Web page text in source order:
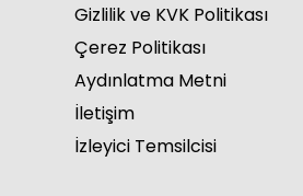
Gizlilik ve KVK Politikası
Çerez Politikası
Aydınlatma Metni
İletişim
İzleyici Temsilcisi